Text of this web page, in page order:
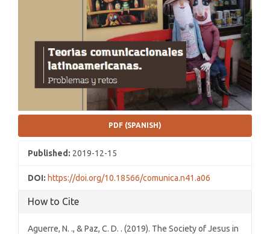
PDF (SPANISH)
Published: 2019-12-15
DOI: https://doi.org/10.18566/comunica.n41.a06
How to Cite
Aguerre, N. ., & Paz, C. D. . (2019). The Society of Jesus in